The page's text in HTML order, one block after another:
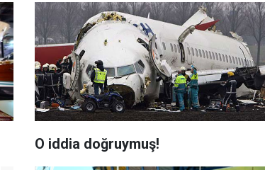
O iddia doğruymuş!